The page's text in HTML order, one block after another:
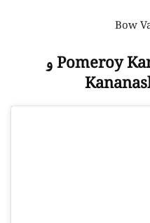
کلبه کوهستانی Pomeroy Kananaskis و